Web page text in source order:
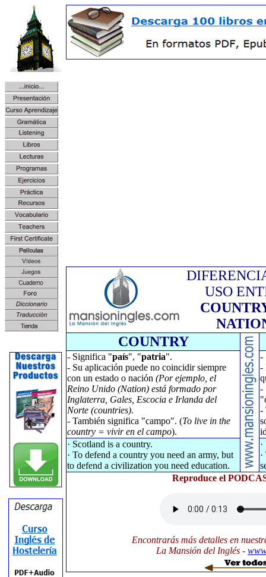
USO
COUNTRY
- Significa "país", "patria".
- Su aplicación puede no coincidir siempre
con un estado o nación (Por ejemplo, el
Reino Unido (Nation) está formado por
Inglaterra, Gales, Escocia e Irlanda del
Norte (countries).
- También significa "campo". (To live in the
country = vivir en el campo).
-
-
-
-
· Scotland is a country.
· To defend a country you need an army, but
to defend a civilization you need education.
Reproduce el
Encontrarás más detalles en
La Mansión del Inglés -